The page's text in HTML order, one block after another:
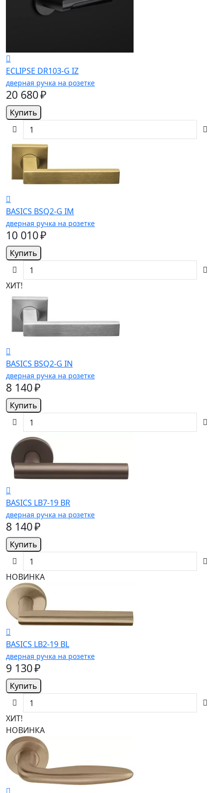
ECLIPSE DR103-G IZ
дверная ручка на розетке
20 680 ₽
Купить
BASICS BSQ2-G IM
дверная ручка на розетке
10 010 ₽
Купить
ХИТ!
BASICS BSQ2-G IN
дверная ручка на розетке
8 140 ₽
Купить
BASICS LB7-19 BR
дверная ручка на розетке
8 140 ₽
Купить
НОВИНКА
BASICS LB2-19 BL
дверная ручка на розетке
9 130 ₽
Купить
ХИТ!
НОВИНКА